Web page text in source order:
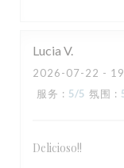
Lucia V
2026-07-22 -
服务 : 5/5 氛围 :
Delicioso!!